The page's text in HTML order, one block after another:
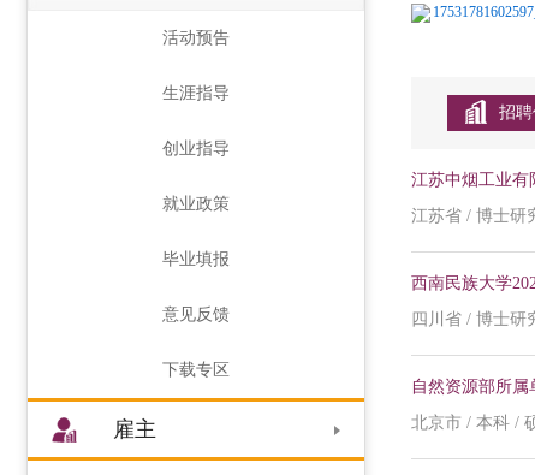
活动预告
生涯指导
创业指导
就业政策
毕业填报
意见反馈
下载专区
雇主
招聘
江苏中烟工业有
江苏省 / 博士研
西南民族大学
四川省 / 博士研
自然资源部所属
北京市 / 本科 /